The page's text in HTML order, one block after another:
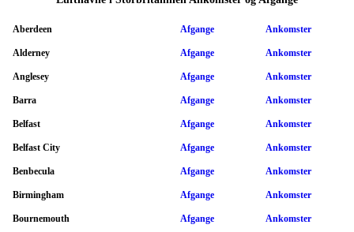
Aberdeen Afgange Ankomster
Alderney Afgange Ankomster
Anglesey Afgange Ankomster
Barra Afgange Ankomster
Belfast Afgange Ankomster
Belfast City Afgange Ankomster
Benbecula Afgange Ankomster
Birmingham Afgange Ankomster
Bournemouth Afgange Ankomster